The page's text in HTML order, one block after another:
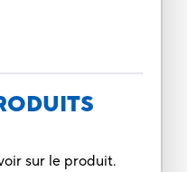
sur le produit.